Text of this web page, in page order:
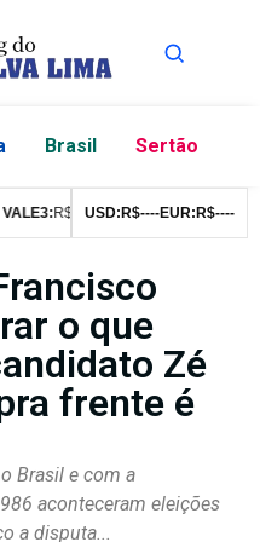
Brasil Sertão
R$76,99 ▼ 2,49% ITUB4:R$
USD: R$----EUR: R$----
o que
Zé
frente é
Brasil e com a
aconteceram eleições
a disputa...